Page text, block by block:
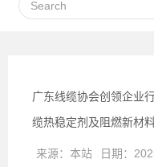
广东线缆协会创领企业
缆热稳定剂及阻燃新材
来源： 本站 日期：